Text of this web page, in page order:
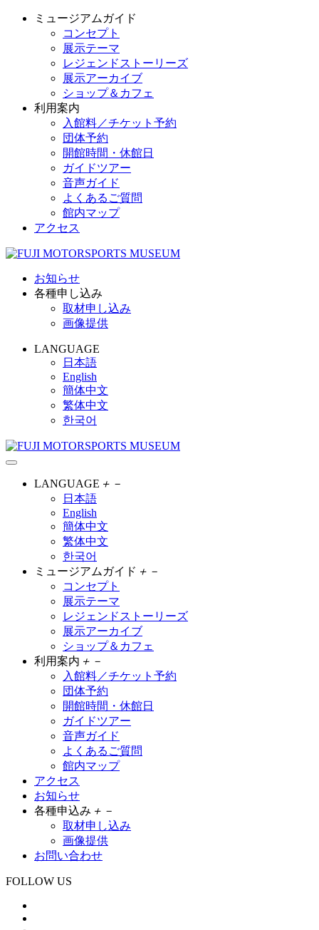
ミュージアムガイド
コンセプト
展示テーマ
レジェンドストーリーズ
展示アーカイブ
ショップ＆カフェ
利用案内
入館料／チケット予約
団体予約
開館時間・休館日
ガイドツアー
音声ガイド
よくあるご質問
館内マップ
アクセス
お知らせ
各種申し込み
取材申し込み
画像提供
LANGUAGE
日本語
English
簡体中文
繁体中文
한국어
LANGUAGE ＋ －
日本語
English
簡体中文
繁体中文
한국어
ミュージアムガイド ＋ －
コンセプト
展示テーマ
レジェンドストーリーズ
展示アーカイブ
ショップ＆カフェ
利用案内 ＋ －
入館料／チケット予約
団体予約
開館時間・休館日
ガイドツアー
音声ガイド
よくあるご質問
館内マップ
アクセス
お知らせ
各種申込み ＋ －
取材申し込み
画像提供
お問い合わせ
FOLLOW US